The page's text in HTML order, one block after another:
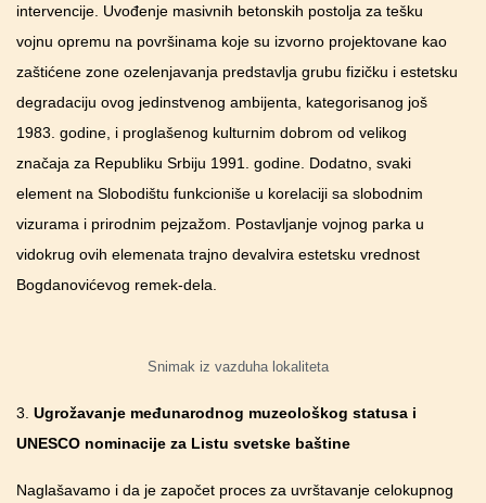
intervencije. Uvođenje masivnih betonskih postolja za tešku
vojnu opremu na površinama koje su izvorno projektovane kao
zaštićene zone ozelenjavanja predstavlja grubu fizičku i estetsku
degradaciju ovog jedinstvenog ambijenta, kategorisanog još
1983. godine, i proglašenog kulturnim dobrom od velikog
značaja za Republiku Srbiju 1991. godine. Dodatno, svaki
element na Slobodištu funkcioniše u korelaciji sa slobodnim
vizurama i prirodnim pejzažom. Postavljanje vojnog parka u
vidokrug ovih elemenata trajno devalvira estetsku vrednost
Bogdanovićevog remek-dela.
Snimak iz vazduha lokaliteta
3. Ugrožavanje međunarodnog muzeološkog statusa i
UNESCO nominacije za Listu svetske baštine
Naglašavamo i da je započet proces za uvrštavanje celokupnog